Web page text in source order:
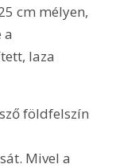
cm mélyen,
a
laza
földfelszín
Mivel a